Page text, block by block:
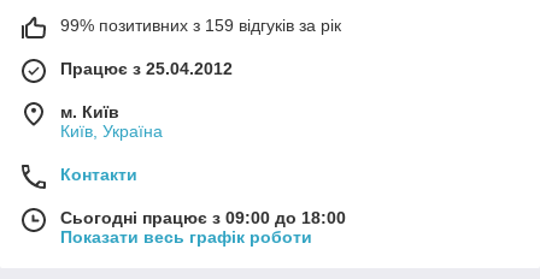
99% позитивних з 159 відгуків за рік
Працює з 25.04.2012
м. Київ
Київ, Україна
Контакти
Сьогодні працює з 09:00 до 18:00
Показати весь графік роботи